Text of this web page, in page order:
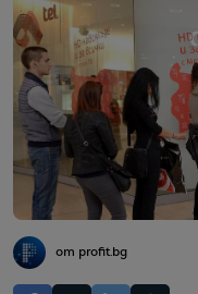
от profit.bg